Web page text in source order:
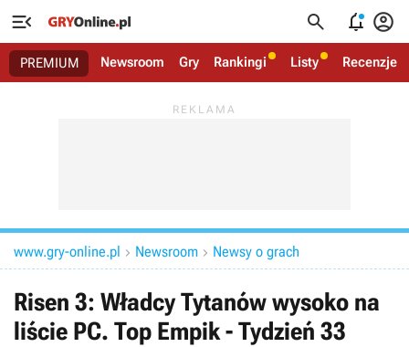
   
PREMIUM Newsroom Gry Rankingi Listy Recenzje
www.gry-online.pl  Newsroom  Newsy o grach
Risen 3: Władcy Tytanów wysoko na
liście PC. Top Empik - Tydzień 33